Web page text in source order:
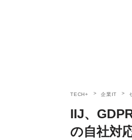
TECH+ 企業IT
IIJ、
の自社対